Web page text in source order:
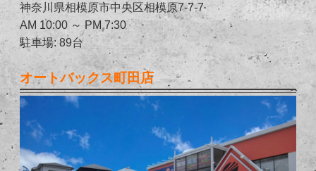
神奈川県相模原市中央区相模原7-7-7
AM 10:00 ～ PM 7:30
駐車場: 89台
オートバックス町田店